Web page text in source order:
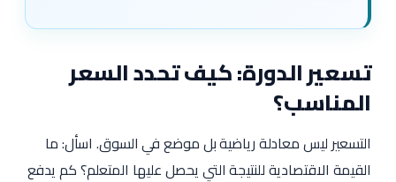
تسعير الدورة: كيف تحدد السعر
المناسب؟
التسعير ليس معادلة رياضية بل موضع في السوق. اسأل: ما
القيمة الاقتصادية للنتيجة التي يحصل عليها المتعلم؟ كم يدفع